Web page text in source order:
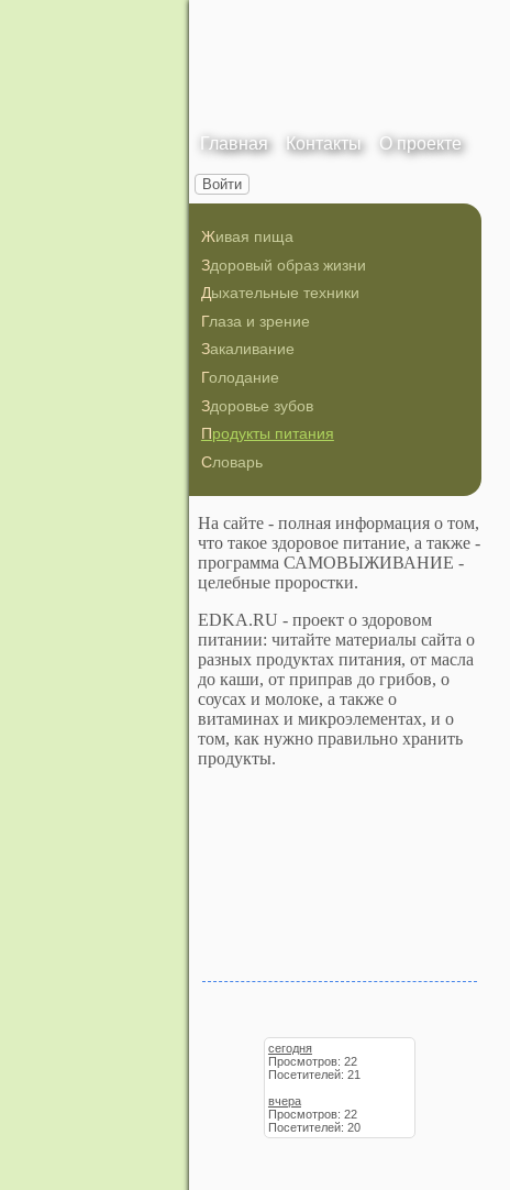
Главная Контакты О проекте
Войти
Живая пища
Здоровый образ жизни
Дыхательные техники
Глаза и зрение
Закаливание
Голодание
Здоровье зубов
Продукты питания
Словарь
На сайте - полная информация о том,
что такое здоровое питание, а также -
программа САМОВЫЖИВАНИЕ -
целебные проростки.
EDKA.RU - проект о здоровом
питании: читайте материалы сайта о
разных продуктах питания, от масла
до каши, от приправ до грибов, о
соусах и молоке, а также о
витаминах и микроэлементах, и о
том, как нужно правильно хранить
продукты.
сегодня
Просмотров: 22
Посетителей: 21
вчера
Просмотров: 22
Посетителей: 20